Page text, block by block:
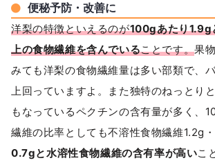
便秘予防・改善に
洋梨の特徴といえるのが100gあたり1.9g
上の食物繊維を含んでいることです。果
みても洋梨の食物繊維量は多い部類で、
上回っていますよ。また独特のねっとり
もなっているペクチンの含有量が多く、
繊維の比率としても不溶性食物繊維1.2g・
0.7gと水溶性食物繊維の含有率が高いこ